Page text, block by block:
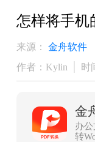
怎样将手机
来源：
金舟软件
作者：Kylin
时
金
办
转